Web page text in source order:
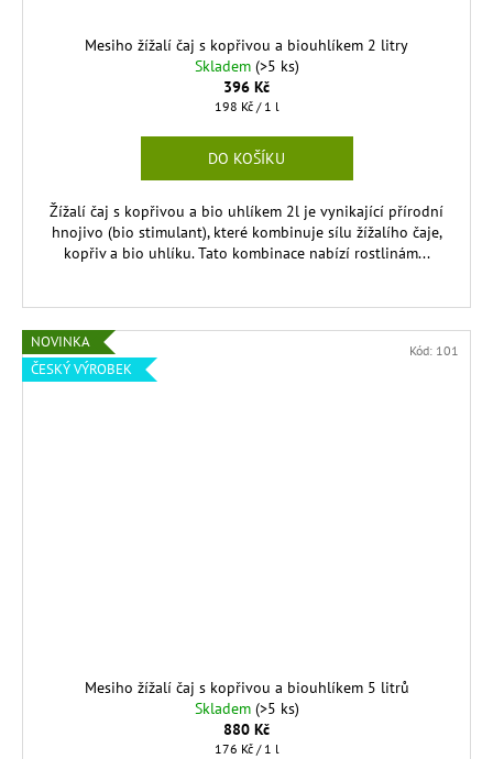
Mesiho žížalí čaj s kopřivou a biouhlíkem 2 litry
Skladem (>5 ks)
396 Kč
Měrná
198 Kč / 1 l
DO KOŠÍKU
Žížalí čaj s kopřivou a bio uhlíkem 2l je vynikající přírodní
hnojivo (bio stimulant), které kombinuje sílu žížalího čaje,
kopřiv a bio uhlíku. Tato kombinace nabízí rostlinám...
NOVINKA
ČESKÝ VÝROBEK
Mesiho žížalí čaj s kopřivou a biouhlíkem 5 litrů
Skladem (>5 ks)
880 Kč
Měrná
176 Kč / 1 l
Kód: 101